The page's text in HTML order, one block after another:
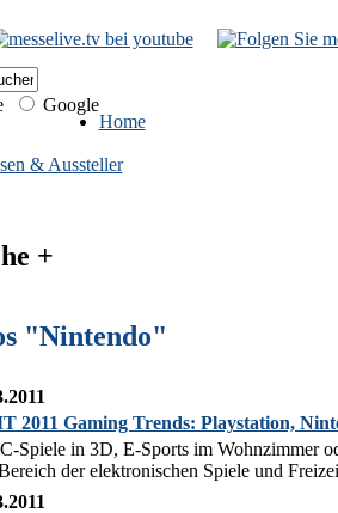
Google
Home
& Aussteller
+
"Nintendo"
2011 Gaming Trends: Playstation,
Spiele in 3D, E-Sports im Wohnzimmer
der elektronischen Spiele und